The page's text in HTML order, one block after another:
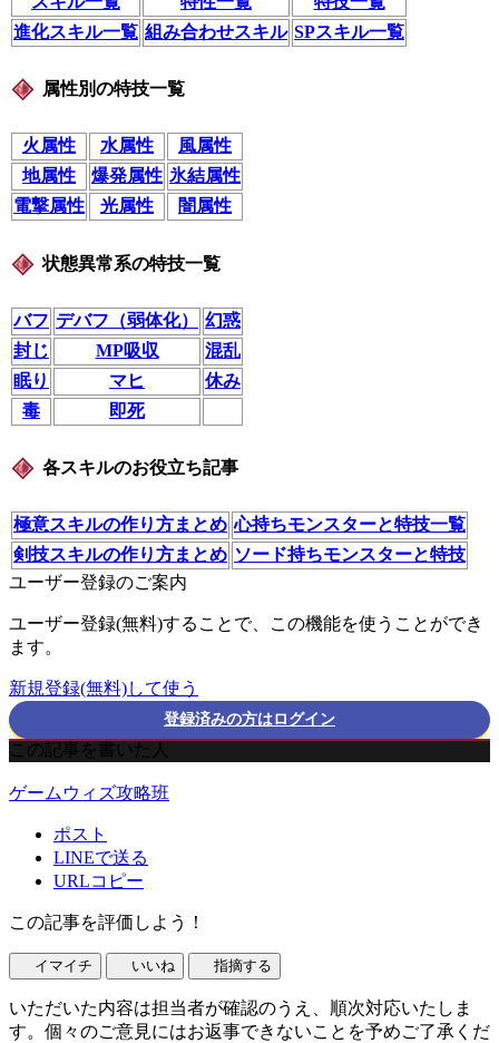
進化スキル一覧 組み合わせスキル SPスキル一覧
属性別の特技一覧
火属性 水属性
風属性
地属性
爆発属性 氷結属性
電撃属性
光属性 闇属性
状態異常系の特技一覧
バフ デバフ（弱体化）
幻惑
封じ
MP吸収
混乱
眠り
マヒ
休み
毒
即死
各スキルのお役立ち記事
極意スキルの作り方まとめ 心持ちモンスターと特技一覧
剣技スキルの作り方まとめ ソード持ちモンスターと特技
ユーザー登録のご案内
ユーザー登録(無料)することで、この機能を使うことができ
ます。
新規登録(無料)して使う
登録済みの方はログイン
この記事を書いた人
ゲームウィズ攻略班
ポスト
LINEで送る
URLコピー
この記事を評価しよう！
イマイチ いいね 指摘する
いただいた内容は担当者が確認のうえ、順次対応いたしま
す。個々のご意見にはお返事できないことを予めご了承くだ